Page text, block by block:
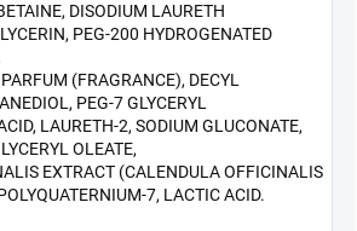
DISODIUM LAURETH
PEG-200 HYDROGENATED
(FRAGRANCE), DECYL
PEG-7 GLYCERYL
LAURETH-2, SODIUM GLUCONATE,
OLEATE,
EXTRACT (CALENDULA OFFICINALIS
7, LACTIC ACID.